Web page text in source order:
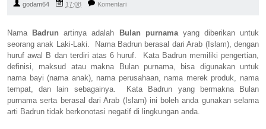
godam64 17:08 Komentari
Nama Badrun artinya adalah Bulan purnamayang diberikan untuk
seorang anak Laki-Laki. Nama Badrun berasal dari Arab (Islam), dengan
huruf awal B dan terdiri atas 6 huruf. Kata Badrun memiliki pengertian,
definisi, maksud atau makna Bulan purnama, bisa digunakan untuk
nama bayi (nama anak), nama perusahaan, nama merek produk, nama
tempat, dan lain sebagainya. Kata Badrun yang bermakna Bulan
purnama serta berasal dari Arab (Islam) ini boleh anda gunakan selama
arti Badrun tidak berkonotasi negatif di lingkungan anda.